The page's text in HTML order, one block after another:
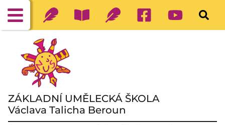
ZÁKLADNÍ UMĚLECKÁ ŠKOLA
Václava Talicha Beroun